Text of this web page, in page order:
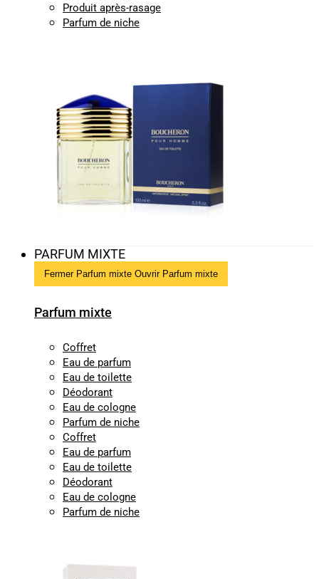
Produit après-rasage
Parfum de niche
PARFUM MIXTE
Fermer Parfum mixte Ouvrir Parfum mixte
Parfum mixte
Coffret
Eau de parfum
Eau de toilette
Déodorant
Eau de cologne
Parfum de niche
Coffret
Eau de parfum
Eau de toilette
Déodorant
Eau de cologne
Parfum de niche